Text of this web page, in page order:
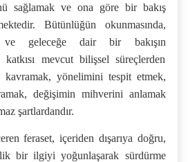
sağlamak ve ona göre bir bakış
Bütünlüğün okunmasında,
ve geleceğe dair bir bakışın
katkısı mevcut bilişsel süreçlerden
kavramak, yönelimini tespit etmek,
değişimin mihverini anlamak
şartlardandır.
feraset, içeriden dışarıya doğru,
bir ilgiyi yoğunlaşarak sürdürme